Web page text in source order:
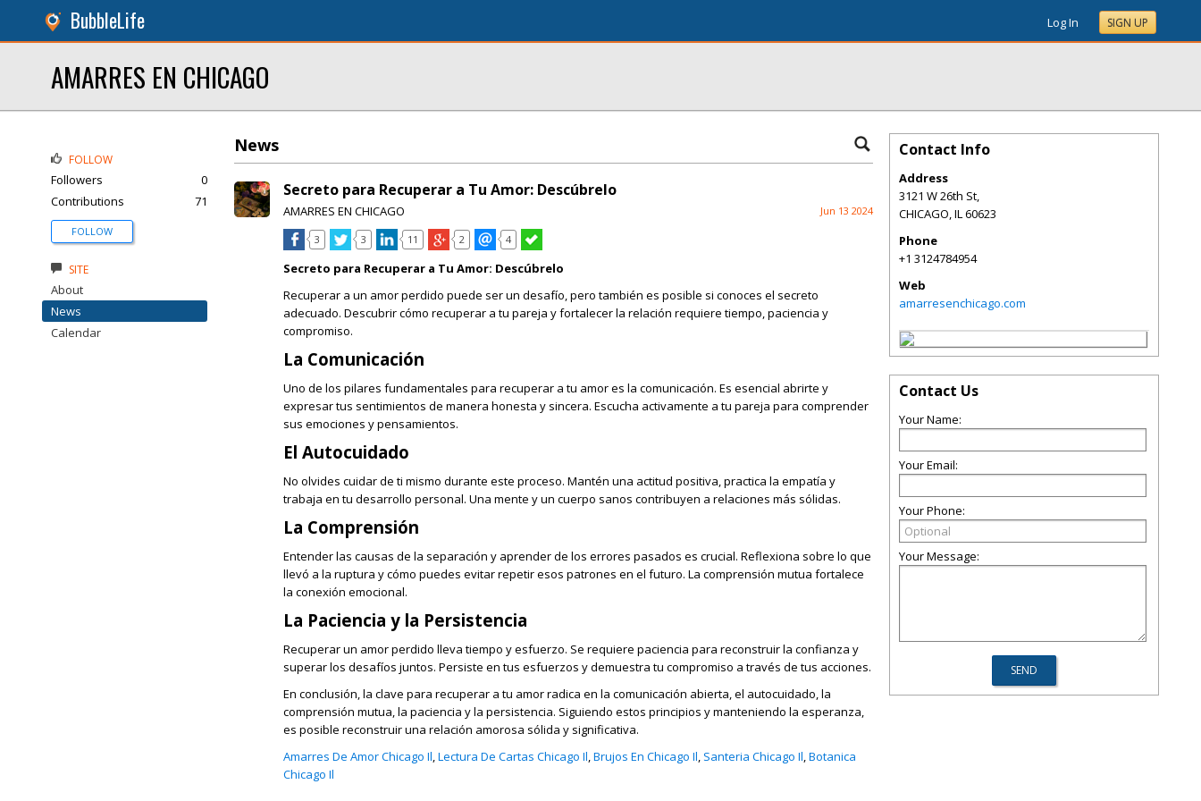
BubbleLife Log In SIGN UP
AMARRES EN CHICAGO
News
Secreto para Recuperar a Tu Amor: Descúbrelo
AMARRES EN CHICAGO Jun 13 2024
3 3 11 2 4
Secreto para Recuperar a Tu Amor: Descúbrelo
Recuperar a un amor perdido puede ser un desafío, pero también es posible si conoces el secreto
adecuado. Descubrir cómo recuperar a tu pareja y fortalecer la relación requiere tiempo, paciencia y
compromiso.
La Comunicación
Uno de los pilares fundamentales para recuperar a tu amor es la comunicación. Es esencial abrirte y
expresar tus sentimientos de manera honesta y sincera. Escucha activamente a tu pareja para comprender
sus emociones y pensamientos.
El Autocuidado
No olvides cuidar de ti mismo durante este proceso. Mantén una actitud positiva, practica la empatía y
trabaja en tu desarrollo personal. Una mente y un cuerpo sanos contribuyen a relaciones más sólidas.
La Comprensión
Entender las causas de la separación y aprender de los errores pasados es crucial. Reflexiona sobre lo que
llevó a la ruptura y cómo puedes evitar repetir esos patrones en el futuro. La comprensión mutua fortalece
la conexión emocional.
La Paciencia y la Persistencia
Recuperar un amor perdido lleva tiempo y esfuerzo. Se requiere paciencia para reconstruir la confianza y
superar los desafíos juntos. Persiste en tus esfuerzos y demuestra tu compromiso a través de tus acciones.
En conclusión, la clave para recuperar a tu amor radica en la comunicación abierta, el autocuidado, la
comprensión mutua, la paciencia y la persistencia. Siguiendo estos principios y manteniendo la esperanza,
es posible reconstruir una relación amorosa sólida y significativa.
Amarres De Amor Chicago Il,Lectura De Cartas Chicago Il,Brujos En Chicago Il, Santeria Chicago Il,Botanica
Chicago Il
FOLLOW
Followers
0
Contributions
71
FOLLOW
SITE
About
News
Calendar
Contact Info
Address
3121 W 26th St,
CHICAGO,IL60623
Phone
+1 3124784954
Web
amarresenchicago.com
Contact Us
Your Name:
Your Email:
Your Phone:
Your Message: